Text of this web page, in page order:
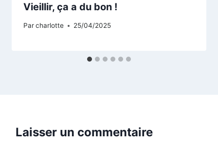
Vieillir, ça a du bon !
Parcharlotte 25/04/2025
Laisser un commentaire